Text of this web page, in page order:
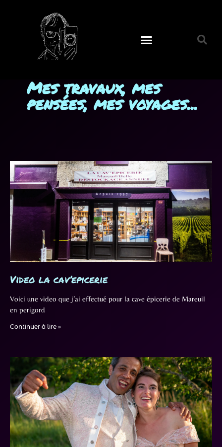
Mes travaux, mes
pensées, mes voyages...
Video la cav’epicerie
Voici une video que j’ai effectué pour la cave épicerie de Mareuil
en perigord
Continuer à lire »